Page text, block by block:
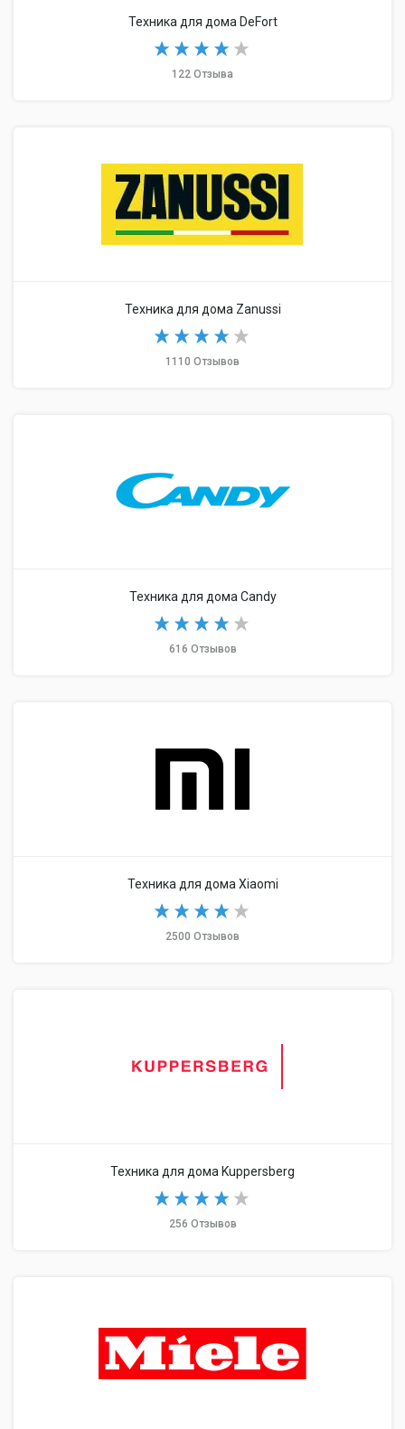
Техника для дома DeFort
122 Отзыва
Техника для дома Zanussi
1110 Отзывов
Техника для дома Candy
616 Отзывов
Техника для дома Xiaomi
2500 Отзывов
Техника для дома Kuppersberg
256 Отзывов